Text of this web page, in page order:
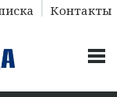
Контакты